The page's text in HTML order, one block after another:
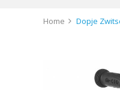
Home Dopje